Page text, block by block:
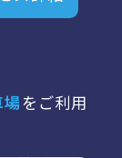
をご利用